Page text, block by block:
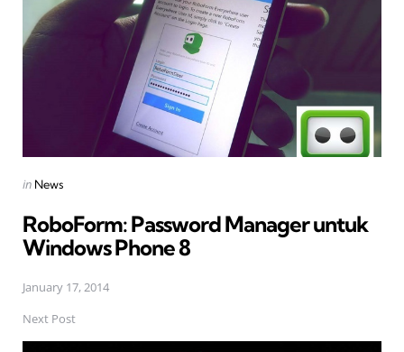
Posted
in News
RoboForm: Password Manager untuk
Windows Phone 8
January 17, 2014
Next Post